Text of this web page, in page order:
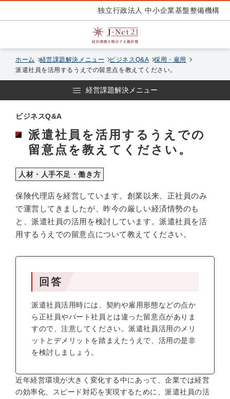
独立行政法人 中小企業基盤整備機構
ホーム 経営課題解決メニュー ビジネスQ&A
採用・雇用
派遣社員を活用するうえでの留意点を教えてください。
経営課題解決メニュー
ビジネスQ&A
派遣社員を活用するうえでの
留意点を教えてください。
人材・人手不足・働き方
保険代理店を経営しています。創業以来、正社員のみ
で運営してきましたが、昨今の厳しい経済情勢のも
と、派遣社員の活用を検討しています。派遣社員を活
用するうえでの留意点について教えてください。
回答
派遣社員活用時には、契約や雇用形態などの点か
ら正社員やパート社員とは違った留意点がありま
すので、注意してください。派遣社員活用のメリ
ットとデメリットを踏まえたうえで、活用の是非
を検討しましょう。
近年経営環境が大きく変化する中にあって、企業では経営
の効率化、スピード対応を実現するために、派遣社員の活